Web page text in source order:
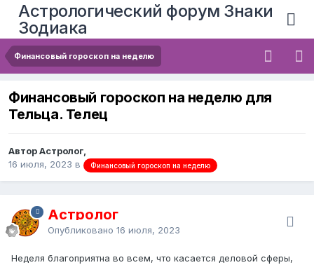
Астрологический форум Знаки
Зодиака
Финансовый гороскоп на неделю
Финансовый гороскоп на неделю для
Тельца. Телец
Автор Астролог,
16 июля, 2023 в Финансовый гороскоп на неделю
Астролог
Опубликовано 16 июля, 2023
Неделя благоприятна во всем, что касается деловой сферы,